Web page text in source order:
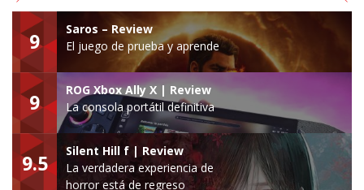
9
Saros – Review
El juego de prueba y aprende
9
ROG Xbox Ally X | Review
La consola portátil definitiva
9.5
Silent Hill f | Review
La verdadera experiencia de
horror está de regreso